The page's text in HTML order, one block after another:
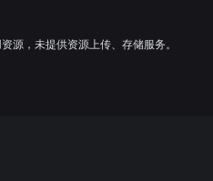
源，未提供资源上传、存储服务。